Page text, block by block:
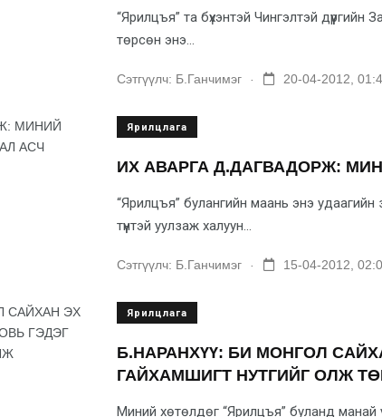
“Ярилцъя” та бүхэнтэй Чин­гэлтэй
төрсөн энэ...
Сэтгүүлч: Б.Ганчимэг 20-04-2012,
Ярилцлага
ИХ АВАРГА Д.ДАГВАДОРЖ:
“Ярилцъя” булангийн маань энэ
түүнтэй уулзаж халуун...
Сэтгүүлч: Б.Ганчимэг 15-04-2012,
Ярилцлага
Б.НАРАНХҮҮ: БИ МОНГОЛ
ГАЙХАМШИГТ НУТГИЙГ ОЛЖ
Миний хөтөлдөг “Ярилцъя” буланд